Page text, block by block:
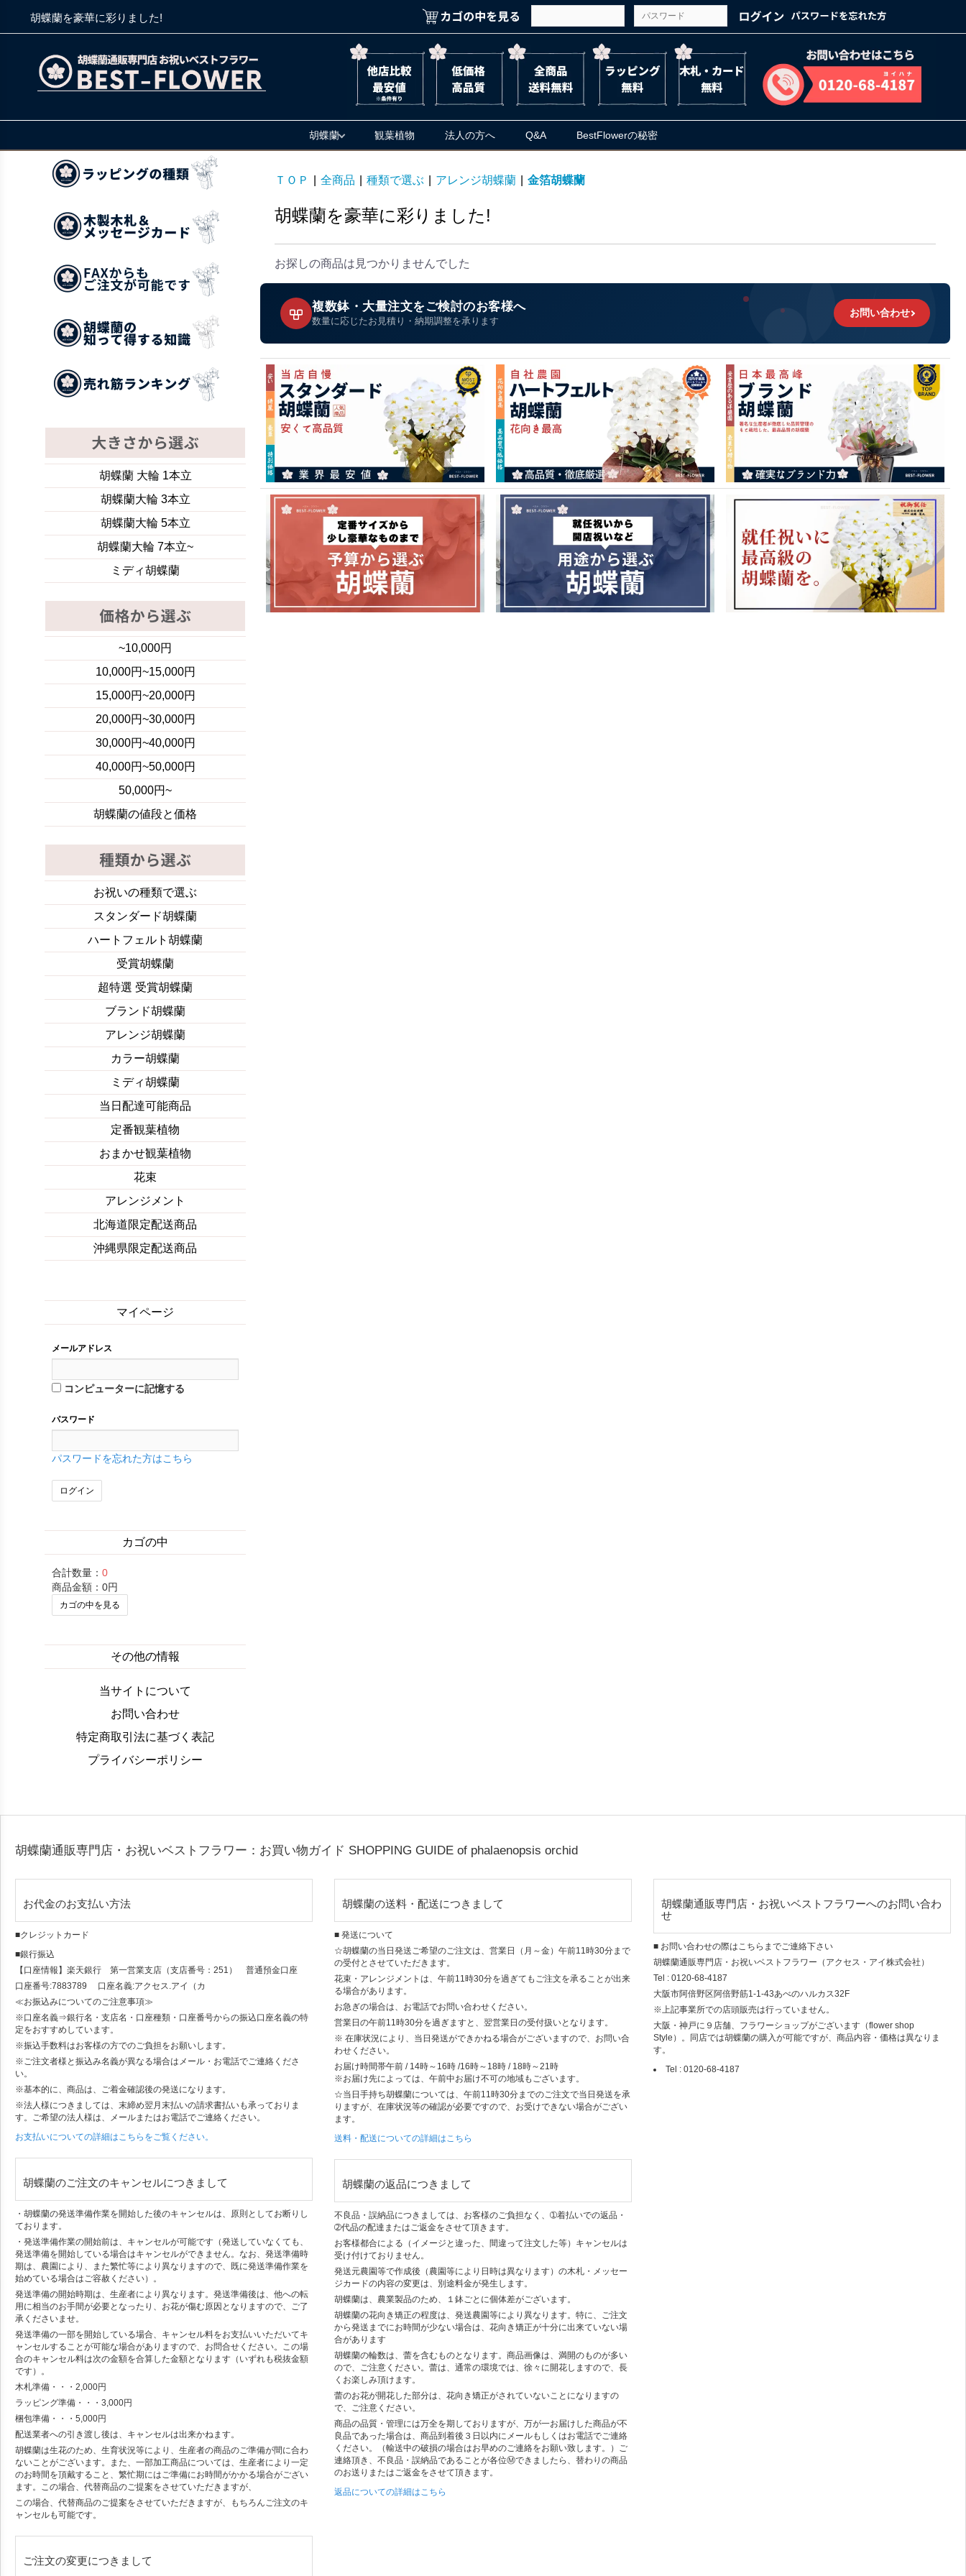
胡蝶蘭を豪華に彩りました!
胡蝶蘭 観葉植物 法人の方へ Q&A BestFlowerの秘密
ＴＯＰ 全商品 種類で選ぶ アレンジ胡蝶蘭 金箔胡蝶蘭
胡蝶蘭を豪華に彩りました!
お探しの商品は見つかりませんでした
複数鉢・大量注文をご検討のお客様へ
数量に応じたお見積り・納期調整を承ります
お問い合わせ
胡蝶蘭 大輪 1本立
胡蝶蘭大輪 3本立
胡蝶蘭大輪 5本立
胡蝶蘭大輪 7本立~
ミディ胡蝶蘭
~10,000円
10,000円~15,000円
15,000円~20,000円
20,000円~30,000円
30,000円~40,000円
40,000円~50,000円
50,000円~
胡蝶蘭の値段と価格
お祝いの種類で選ぶ
スタンダード胡蝶蘭
ハートフェルト胡蝶蘭
受賞胡蝶蘭
超特選 受賞胡蝶蘭
ブランド胡蝶蘭
アレンジ胡蝶蘭
カラー胡蝶蘭
ミディ胡蝶蘭
当日配達可能商品
定番観葉植物
おまかせ観葉植物
花束
アレンジメント
北海道限定配送商品
沖縄県限定配送商品
マイページ
メールアドレス
コンピューターに記憶する
パスワード
パスワードを忘れた方はこちら
カゴの中
合計数量： 0
商品金額： 0円
カゴの中を見る
その他の情報
当サイトについて
お問い合わせ
特定商取引法に基づく表記
プライバシーポリシー
胡蝶蘭通販専門店・お祝いベストフラワー：お買い物ガイド SHOPPING GUIDE of phalaenopsis orchid
お代金のお支払い方法
■クレジットカード
■銀行振込
【口座情報】楽天銀行 第一営業支店（支店番号：251） 普通預金口座
口座番号:7883789 口座名義:アクセス.アイ（カ
≪お振込みについてのご注意事項≫
※口座名義⇒銀行名・支店名・口座種類・口座番号からの振込口座名義の特
定をおすすめしています。
※振込手数料はお客様の方でのご負担をお願いします。
※ご注文者様と振込み名義が異なる場合はメール・お電話でご連絡くださ
い。
※基本的に、商品は、ご着金確認後の発送になります。
※法人様につきましては、末締め翌月末払いの請求書払いも承っておりま
す。ご希望の法人様は、メールまたはお電話でご連絡ください。
お支払いについての詳細はこちらをご覧ください。
胡蝶蘭のご注文のキャンセルにつきまして
・胡蝶蘭の発送準備作業を開始した後のキャンセルは、原則としてお断りし
ております。
・発送準備作業の開始前は、キャンセルが可能です（発送していなくても、
発送準備を開始している場合はキャンセルができません。なお、発送準備時
期は、農園により、また繁忙等により異なりますので、既に発送準備作業を
始めている場合はご容赦ください）。
発送準備の開始時期は、生産者により異なります。発送準備後は、他への転
用に相当のお手間が必要となったり、お花が傷む原因となりますので、ご了
承くださいませ。
発送準備の一部を開始している場合、キャンセル料をお支払いいただいてキ
ャンセルすることが可能な場合がありますので、お問合せください。この場
合のキャンセル料は次の金額を合算した金額となります（いずれも税抜金額
です）。
木札準備・・・2,000円
ラッピング準備・・・3,000円
梱包準備・・・5,000円
配送業者への引き渡し後は、キャンセルは出来かねます。
胡蝶蘭は生花のため、生育状況等により、生産者の商品のご準備が間に合わ
ないことがございます。また、一部加工商品については、生産者により一定
のお時間を頂戴すること、繁忙期にはご準備にお時間がかかる場合がござい
ます。この場合、代替商品のご提案をさせていただきますが、
この場合、代替商品のご提案をさせていただきますが、もちろんご注文のキ
ャンセルも可能です。
ご注文の変更につきまして
胡蝶蘭の送料・配送につきまして
■ 発送について
☆胡蝶蘭の当日発送ご希望のご注文は、営業日（月～金）午前11時30分まで
の受付とさせていただきます。
花束・アレンジメントは、午前11時30分を過ぎてもご注文を承ることが出来
る場合があります。
お急ぎの場合は、お電話でお問い合わせください。
営業日の午前11時30分を過ぎますと、翌営業日の受付扱いとなります。
※ 在庫状況により、当日発送ができかねる場合がございますので、お問い合
わせください。
お届け時間帯午前 / 14時～16時 /16時～18時 / 18時～21時
※お届け先によっては、午前中お届け不可の地域もございます。
☆当日手持ち胡蝶蘭については、午前11時30分までのご注文で当日発送を承
りますが、在庫状況等の確認が必要ですので、お受けできない場合がござい
ます。
送料・配送についての詳細はこちら
胡蝶蘭の返品につきまして
不良品・誤納品につきましては、お客様のご負担なく、➀着払いでの返品・
➁代品の配達またはご返金をさせて頂きます。
お客様都合による（イメージと違った、間違って注文した等）キャンセルは
受け付けておりません。
発送元農園等で作成後（農園等により日時は異なります）の木札・メッセー
ジカードの内容の変更は、別途料金が発生します。
胡蝶蘭は、農業製品のため、１鉢ごとに個体差がございます。
胡蝶蘭の花向き矯正の程度は、発送農園等により異なります。特に、ご注文
から発送までにお時間が少ない場合は、花向き矯正が十分に出来ていない場
合があります
胡蝶蘭の輪数は、蕾を含むものとなります。商品画像は、満開のものが多い
ので、ご注意ください。蕾は、通常の環境では、徐々に開花しますので、長
くお楽しみ頂けます。
蕾のお花が開花した部分は、花向き矯正がされていないことになりますの
で、ご注意ください。
商品の品質・管理には万全を期しておりますが、万が一お届けした商品が不
良品であった場合は、商品到着後３日以内にメールもしくはお電話でご連絡
ください。（輸送中の破損の場合はお早めのご連絡をお願い致します。）ご
連絡頂き、不良品・誤納品であることが各位Ⓜできましたら、替わりの商品
のお送りまたはご返金をさせて頂きます。
返品についての詳細はこちら
胡蝶蘭通販専門店・お祝いベストフラワーへのお問い合わ
せ
■ お問い合わせの際はこちらまでご連絡下さい
胡蝶蘭通販専門店・お祝いベストフラワー（アクセス・アイ株式会社）
Tel : 0120-68-4187
大阪市阿倍野区阿倍野筋1-1-43あべのハルカス32F
※上記事業所での店頭販売は行っていません。
大阪・神戸に９店舗、フラワーショップがございます（flower shop
Style）。同店では胡蝶蘭の購入が可能ですが、商品内容・価格は異なりま
す。
Tel : 0120-68-4187